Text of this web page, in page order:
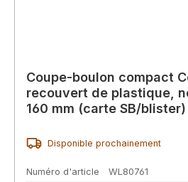
Coupe-boulon compact
recouvert de plastique,
160 mm (carte SB/blister)
Disponible prochainement
Numéro d'article
WL80761